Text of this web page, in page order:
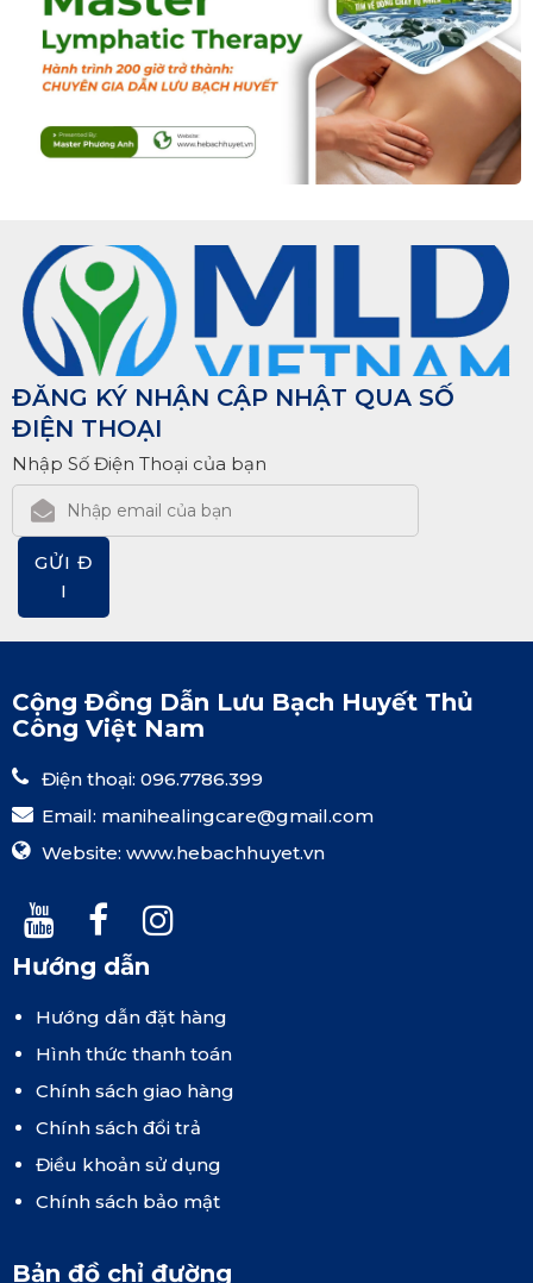
ĐĂNG KÝ NHẬN CẬP NHẬT QUA SỐ
ĐIỆN THOẠI
Nhập Số Điện Thoại của bạn
GỬI Đ
I
Cộng Đồng Dẫn Lưu Bạch Huyết Thủ
Công Việt Nam
Điện thoại: 096.7786.399
Email: manihealingcare@gmail.com
Website: www.hebachhuyet.vn
Hướng dẫn
Hướng dẫn đặt hàng
Hình thức thanh toán
Chính sách giao hàng
Chính sách đổi trả
Điều khoản sử dụng
Chính sách bảo mật
Bản đồ chỉ đường